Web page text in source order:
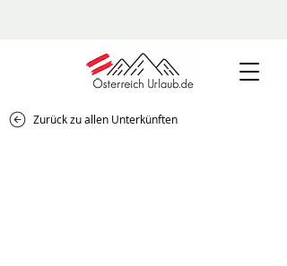
Zurück zu allen Unterkünften